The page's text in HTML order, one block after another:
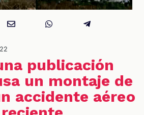
publicación
un montaje de
accidente aéreo